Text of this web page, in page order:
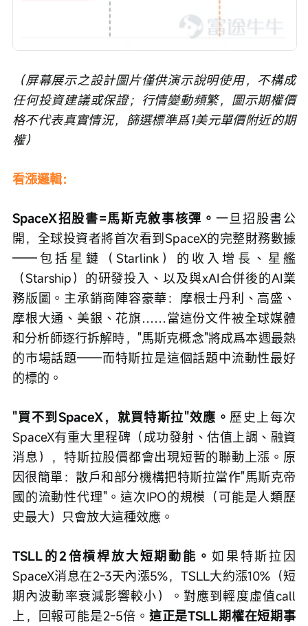
（屏幕展示之設計圖片僅供演示說明使用，不構成
任何投資建議或保證；行情變動頻繁，圖示期權價
格不代表真實情況，篩選標準爲1美元單價附近的期
權）
看漲邏輯：
SpaceX招股書=馬斯克敘事核彈。 一旦招股書公
開，全球投資者將首次看到SpaceX的完整財務數據
——包括星鏈（Starlink）的收入增長、星艦
（Starship）的研發投入、以及與xAI合併後的AI業
務版圖。主承銷商陣容豪華：摩根士丹利、高盛、
摩根大通、美銀、花旗……當這份文件被全球媒體
和分析師逐行拆解時，"馬斯克概念"將成爲本週最熱
的市場話題——而特斯拉是這個話題中流動性最好
的標的。
"買不到SpaceX，就買特斯拉"效應。 歷史上每次
SpaceX有重大里程碑（成功發射、估值上調、融資
消息），特斯拉股價都會出現短暫的聯動上漲。原
因很簡單：散戶和部分機構把特斯拉當作"馬斯克帝
國的流動性代理"。這次IPO的規模（可能是人類歷
史最大）只會放大這種效應。
TSLL的2倍槓桿放大短期動能。 如果特斯拉因
SpaceX消息在2-3天內漲5%，TSLL大約漲10%（短
期內波動率衰減影響較小）。對應到輕度虛值call
上，回報可能是2-5倍。 這正是TSLL期權在短期事